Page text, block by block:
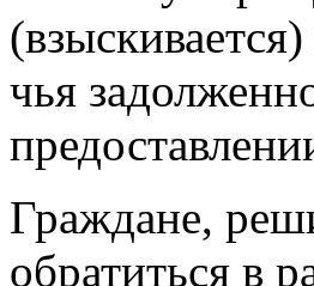
чья
Граждане,
обратиться